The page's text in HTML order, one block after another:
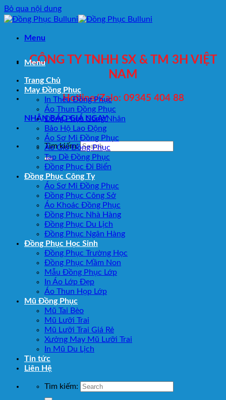
Bỏ qua nội dung
Menu
CÔNG TY TNHH SX & TM 3H VIỆT
NAM
Hotline/Zalo: 09345 404 88
NHẬN BÁO GIÁ NGAY
Tìm kiếm:
Menu
Trang Chủ
May Đồng Phục
In Thêu Đồng Phục
Áo Thun Đồng Phục
Đồng Phục Công Nhân
Bảo Hộ Lao Động
Áo Sơ Mi Đồng Phục
Áo Gió Đồng Phục
Tạp Dề Đồng Phục
Đồng Phục Đi Biển
Đồng Phục Công Ty
Áo Sơ Mi Đồng Phục
Đồng Phục Công Sở
Áo Khoác Đồng Phục
Đồng Phục Nhà Hàng
Đồng Phục Du Lịch
Đồng Phục Ngân Hàng
Đồng Phục Học Sinh
Đồng Phục Trường Học
Đồng Phục Mầm Non
Mẫu Đồng Phục Lớp
In Áo Lớp Đẹp
Áo Thun Họp Lớp
Mũ Đồng Phục
Mũ Tai Bèo
Mũ Lưỡi Trai
Mũ Lưỡi Trai Giá Rẻ
Xưởng May Mũ Lưỡi Trai
In Mũ Du Lịch
Tin tức
Liên Hệ
Tìm kiếm: